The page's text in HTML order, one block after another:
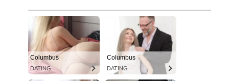
Columbus
DATING
Columbus
DATING